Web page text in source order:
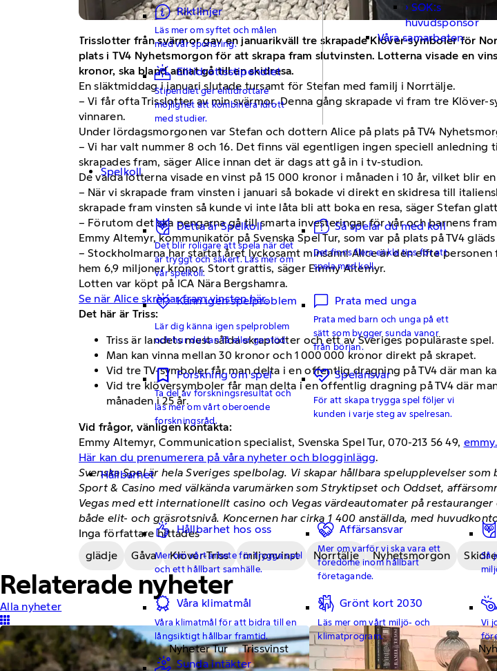
Riktlinjer
Läs mer om syftet och målen
med vår sponsring.
Elitidrottsstipendiet
Stipendiet ger elitidrottare
möjlighet att kombinera idrott
med studier.
SOK:s
huvudsponsor
Våra samarbeten
Spelkoll
Detta är Spelkoll
Det blir roligare att spela när det
är tryggt och säkert. Läs mer om
vår spelkoll.
Så spelar du med koll
Det finns flera enkla tips för att
spela med koll.
Känn igen spelproblem
Lär dig känna igen spelproblem
och hur du kan få eller ge stöd.
Prata med unga
Prata med barn och unga på ett
sätt som bygger sunda vanor
från början.
Forskning om spel
Ta del av forskningsresultat och
läs mer om vårt oberoende
forskningsråd.
Spelansvar
För att skapa trygga spel följer vi
kunden i varje steg av spelresan.
Hållbarhet
Hållbarhet hos oss
Mer om vårt arbete för trygga spel
och ett hållbart samhälle.
Affärsansvar
Mer om varför vi ska vara ett
föredöme inom hållbart
företagande.
Så
Våra klimatmål
Våra klimatmål för att bidra till en
långsiktigt hållbar framtid.
Grönt kort 2030
Läs mer om vårt miljö- och
klimatprogram.
Vi
Sunda intäkter
Trisslotter från svärmor gav en januarikväll tre skrapade Klöver-symboler för
plats i TV4 Nyhetsmorgon för att skrapa fram slutvinsten. Lotterna visade en
kronor, ska bland annat gå till en skidresa.
En släktmiddag i januari slutade tursamt för Stefan med familj i Norrtälje.
– Vi får ofta Trisslotter av min svärmor. Denna gång skrapade vi fram tre
vinnaren.
Under lördagsmorgonen var Stefan och dottern Alice på plats på TV4
– Vi har valt nummer 8 och 16. Det finns väl egentligen ingen speciell
skrapades fram, säger Alice innan det är dags att gå in i tv-studion.
De valda lotterna visade en vinst på 15 000 kronor i månaden i 10 år, vilket blir
– När vi skrapade fram vinsten i januari så bokade vi direkt en skidresa till
skrapade fram vinsten så kunde vi inte låta bli att boka en resa, säger Stefan
– Förutom det ska pengarna gå till smarta investeringar för vår och barnens
Emmy Altemyr, kommunikatör på Svenska Spel Tur, som var på plats på TV4
– Stockholmarna har startat året lyckosamt minsann! Alice är den elfte
hem 6,9 miljoner kronor. Stort grattis, säger Emmy Altemyr.
Lotten var köpt på ICA Nära Bergshamra.
Se när Alice skrapar fram vinsten här.
Det här är Triss:
Triss är landets mest sålda skraplotter och ett av Sveriges populäraste spel.
Man kan vinna mellan 30 kronor och 1 000 000 kronor direkt på skrapet.
Vid tre TV-symboler får man delta i en offentlig dragning på TV4 där man
Vid tre klöversymboler får man delta i en offentlig dragning på TV4 där
månaden i 25 år.
Vid frågor, vänligen kontakta:
Emmy Altemyr, Communication specialist, Svenska Spel Tur, 070-213 56 49,
Här kan du prenumerera på våra nyheter och blogginlägg.
Svenska Spel är hela Sveriges spelbolag. Vi skapar hållbara spelupplevelser
Sport & Casino med välkända varumärken som Stryktipset och Oddset,
Vegas med ett internationellt casino och Vegas värdeautomater på
både elit- och gräsrotsnivå. Koncernen har cirka 1 400 anställda, med
Inga författare hittades
glädje
Gåva Klöver-Triss miljonvinst Norrtälje Nyhetsmorgon
Relaterade nyheter
Alla nyheter
Nyheter Tur Trissvinst